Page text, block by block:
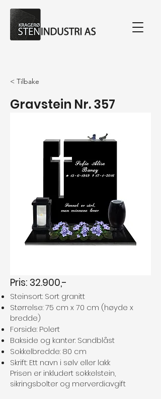
< Tilbake
Gravstein Nr. 357
Pris: 32.900,-
Steinsort: Sort granitt
Størrelse: 75 cm x 70 cm (høyde x
bredde)
Forside: Polert
Bakside og kanter: Sandblåst
Sokkelbredde: 80 cm
Skrift: Ett navn i sølv eller lakk
Prisen er inkludert sokkelstein,
sikringsbolter og merverdiavgift